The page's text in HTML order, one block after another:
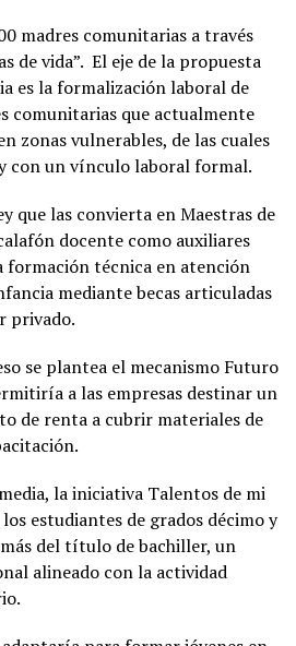
madres comunitarias a través
de vida”. El eje de la propuesta
es la formalización laboral de
comunitarias que actualmente
zonas vulnerables, de las cuales
con un vínculo laboral formal.
que las convierta en Maestras de
docente como auxiliares
formación técnica en atención
mediante becas articuladas
privado.
se plantea el mecanismo Futuro
a las empresas destinar un
de renta a cubrir materiales de
la iniciativa Talentos de mi
estudiantes de grados décimo y
del título de bachiller, un
alineado con la actividad